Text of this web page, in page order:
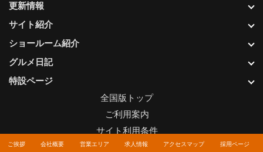
ご挨拶 会社概要 営業エリア 求人情報 アクセスマップ 採用ページ
更新情報
サイト紹介
ショールーム紹介
グルメ日記
特設ページ
全国版トップ
ご利用案内
サイト利用条件
プライバシーポリシー